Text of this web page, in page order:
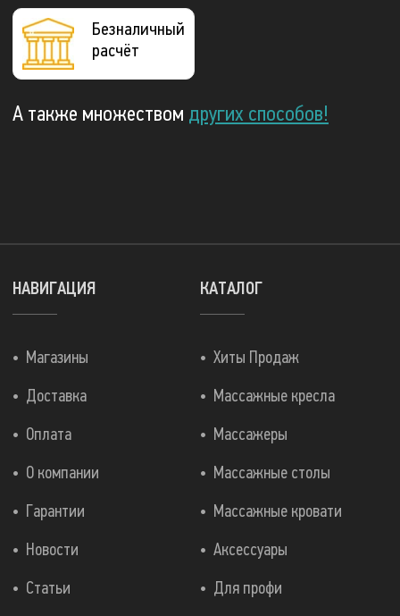
Безналичный
расчёт
А также множеством других способов!
КАТАЛОГ
Хиты Продаж
Массажные кресла
Массажеры
Массажные столы
Массажные кровати
Аксессуары
Для профи
НАВИГАЦИЯ
Магазины
Доставка
Оплата
О компании
Гарантии
Новости
Статьи